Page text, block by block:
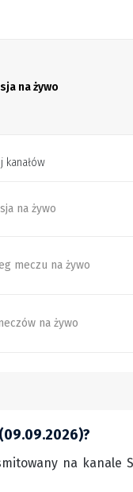
na żywo
kanałów
na żywo
meczu na żywo
na żywo
na kanale